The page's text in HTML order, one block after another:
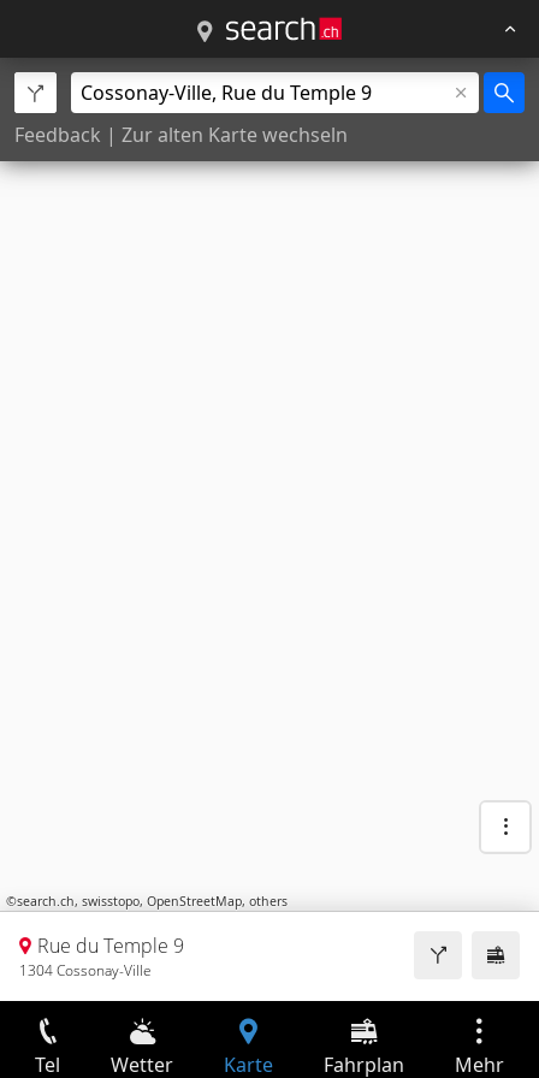
Feedback | Zur alten Karte wechseln
©search.ch, swisstopo, OpenStreetMap, others
Rue du Temple 9
1304 Cossonay-Ville
Tel Wetter Karte Fahrplan Mehr